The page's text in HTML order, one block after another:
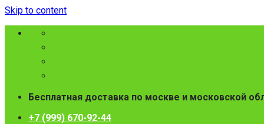
Skip to content
Бесплатная доставка по москве и московской
+7 (999) 670-92-44